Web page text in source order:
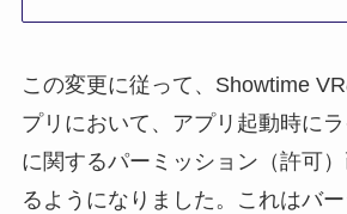
この変更に従って、Showtime
プリにおいて、アプリ起動時に
に関するパーミッション（許可
るようになりました。これはバ